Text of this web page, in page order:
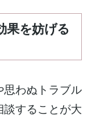
果を妨げる
思わぬトラブル
談することが大